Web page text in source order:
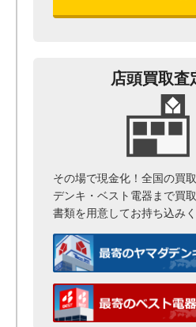
店頭買取査
その場で現金化！全国の買
デンキ・ベスト電器まで買
書類を用意してお持ち込み